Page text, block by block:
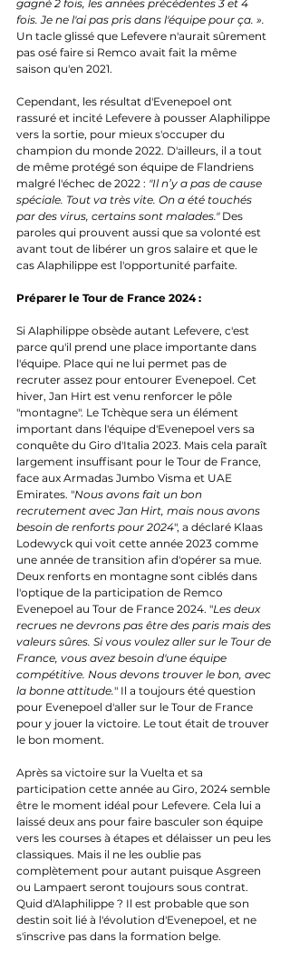
gagné 2 fois, les années précédentes 3 et 4
fois. Je ne l'ai pas pris dans l'équipe pour ça. ».
Un tacle glissé que Lefevere n'aurait sûrement
pas osé faire si Remco avait fait la même
saison qu'en 2021.
Cependant, les résultat d'Evenepoel ont
rassuré et incité Lefevere à pousser Alaphilippe
vers la sortie, pour mieux s'occuper du
champion du monde 2022. D'ailleurs, il a tout
de même protégé son équipe de Flandriens
malgré l'échec de 2022 : "Il n’y a pas de cause
spéciale. Tout va très vite. On a été touchés
par des virus, certains sont malades." Des
paroles qui prouvent aussi que sa volonté est
avant tout de libérer un gros salaire et que le
cas Alaphilippe est l'opportunité parfaite.
Préparer le Tour de France 2024 :
Si Alaphilippe obsède autant Lefevere, c'est
parce qu'il prend une place importante dans
l'équipe. Place qui ne lui permet pas de
recruter assez pour entourer Evenepoel. Cet
hiver, Jan Hirt est venu renforcer le pôle
"montagne". Le Tchèque sera un élément
important dans l'équipe d'Evenepoel vers sa
conquête du Giro d'Italia 2023. Mais cela paraît
largement insuffisant pour le Tour de France,
face aux Armadas Jumbo Visma et UAE
Emirates. "Nous avons fait un bon
recrutement avec Jan Hirt, mais nous avons
besoin de renforts pour 2024", a déclaré Klaas
Lodewyck qui voit cette année 2023 comme
une année de transition afin d'opérer sa mue.
Deux renforts en montagne sont ciblés dans
l'optique de la participation de Remco
Evenepoel au Tour de France 2024. "Les deux
recrues ne devrons pas être des paris mais des
valeurs sûres. Si vous voulez aller sur le Tour de
France, vous avez besoin d'une équipe
compétitive. Nous devons trouver le bon, avec
la bonne attitude." Il a toujours été question
pour Evenepoel d'aller sur le Tour de France
pour y jouer la victoire. Le tout était de trouver
le bon moment.
Après sa victoire sur la Vuelta et sa
participation cette année au Giro, 2024 semble
être le moment idéal pour Lefevere. Cela lui a
laissé deux ans pour faire basculer son équipe
vers les courses à étapes et délaisser un peu les
classiques. Mais il ne les oublie pas
complètement pour autant puisque Asgreen
ou Lampaert seront toujours sous contrat.
Quid d'Alaphilippe ? Il est probable que son
destin soit lié à l'évolution d'Evenepoel, et ne
s'inscrive pas dans la formation belge.